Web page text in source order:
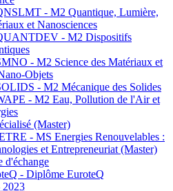
- M2 Quantique, Lumière,
et Nanosciences
- M2 Dispositifs
- M2 Science des Matériaux et
Objets
- M2 Mécanique des Solides
- M2 Eau, Pollution de l'Air et
(Master)
- MS Energies Renouvelables :
et Entrepreneuriat (Master)
d'échange
- Diplôme EuroteQ
2023